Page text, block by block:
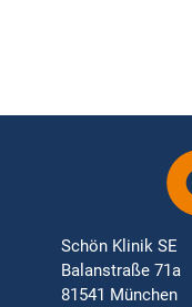
Schön Klinik SE
Balanstraße 71a
81541 München